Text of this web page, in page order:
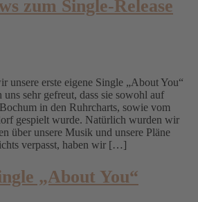
zum Single-Release
unsere erste eigene Single „About You“
sehr gefreut, dass sie sowohl auf
in den Ruhrcharts, sowie vom
gespielt wurde. Natürlich wurden wir
über unsere Musik und unsere Pläne
verpasst, haben wir […]
„About You“